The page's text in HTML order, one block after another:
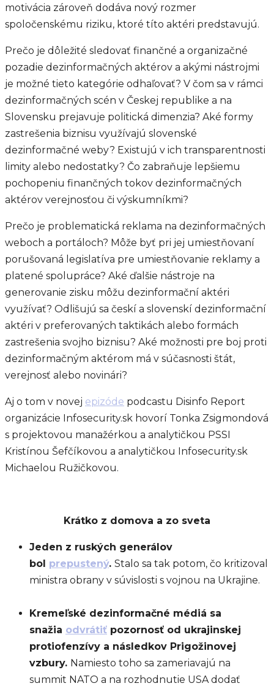
motivácia zároveň dodáva nový rozmer
spoločenskému riziku, ktoré títo aktéri predstavujú.
Prečo je dôležité sledovať finančné a organizačné
pozadie dezinformačných aktérov a akými nástrojmi
je možné tieto kategórie odhaľovať? V čom sa v rámci
dezinformačných scén v Českej republike a na
Slovensku prejavuje politická dimenzia? Aké formy
zastrešenia biznisu využívajú slovenské
dezinformačné weby? Existujú v ich transparentnosti
limity alebo nedostatky? Čo zabraňuje lepšiemu
pochopeniu finančných tokov dezinformačných
aktérov verejnosťou či výskumníkmi?
Prečo je problematická reklama na dezinformačných
weboch a portáloch? Môže byť pri jej umiestňovaní
porušovaná legislatíva pre umiestňovanie reklamy a
platené spolupráce? Aké ďalšie nástroje na
generovanie zisku môžu dezinformační aktéri
využívať? Odlišujú sa českí a slovenskí dezinformační
aktéri v preferovaných taktikách alebo formách
zastrešenia svojho biznisu? Aké možnosti pre boj proti
dezinformačným aktérom má v súčasnosti štát,
verejnosť alebo novinári?
Aj o tom v novej epizóde podcastu Disinfo Report
organizácie Infosecurity.sk hovorí Tonka Zsigmondová
s projektovou manažérkou a analytičkou PSSI
Kristínou Šefčíkovou a analytičkou Infosecurity.sk
Michaelou Ružičkovou.
Krátko z domova a zo sveta
Jeden z ruských generálov
bol prepustený. Stalo sa tak potom, čo kritizoval
ministra obrany v súvislosti s vojnou na Ukrajine.
Kremeľské dezinformačné médiá sa
snažia odvrátiť pozornosť od ukrajinskej
protiofenzívy a následkov Prigožinovej
vzbury. Namiesto toho sa zameriavajú na
summit NATO a na rozhodnutie USA dodať